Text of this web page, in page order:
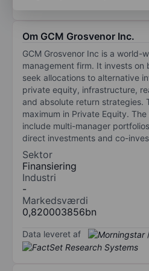
Om GCM Grosvenor Inc.
GCM Grosvenor Inc is a world-
management firm. It invests on
seek allocations to alternative
private equity, infrastructure,
and absolute return strategies.
maximum in Private Equity.
include multi-manager
direct investments and co-
Sektor
Finansiering
Industri
-
Markedsværdi
0,820003856bn
Data leveret af